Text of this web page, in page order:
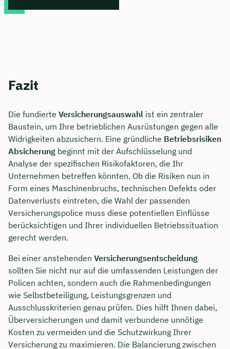
Fazit
Die fundierte Versicherungsauswahl ist ein zentraler
Baustein, um Ihre betrieblichen Ausrüstungen gegen alle
Widrigkeiten abzusichern. Eine gründliche Betriebsrisiken
Absicherung beginnt mit der Aufschlüsselung und
Analyse der spezifischen Risikofaktoren, die Ihr
Unternehmen betreffen könnten. Ob die Risiken nun in
Form eines Maschinenbruchs, technischen Defekts oder
Datenverlusts eintreten, die Wahl der passenden
Versicherungspolice muss diese potentiellen Einflüsse
berücksichtigen und Ihrer individuellen Betriebssituation
gerecht werden.
Bei einer anstehenden Versicherungsentscheidung
sollten Sie nicht nur auf die umfassenden Leistungen der
Policen achten, sondern auch die Rahmenbedingungen
wie Selbstbeteiligung, Leistungsgrenzen und
Ausschlusskriterien genau prüfen. Dies hilft Ihnen dabei,
Überversicherungen und damit verbundene unnötige
Kosten zu vermeiden und die Schutzwirkung Ihrer
Versicherung zu maximieren. Die Balancierung zwischen